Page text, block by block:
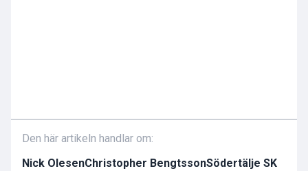
Den här artikeln handlar om:
Nick OlesenChristopher BengtssonSödertälje SK